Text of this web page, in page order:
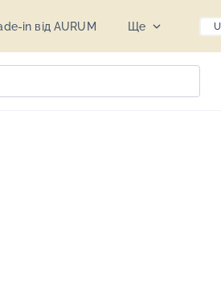
in від AURUM Ще